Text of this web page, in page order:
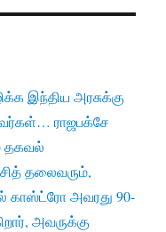
இந்திய அரசுக்கு
ராஜபக்சே
தகவல்
தலைவரும்,
காஸ்ட்ரோ அவரது 90-
அவருக்கு